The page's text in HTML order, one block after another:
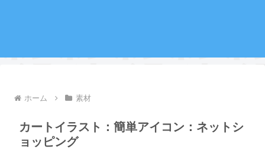
ホーム 素材
カートイラスト：簡単アイコン：ネットシ
ョッピング